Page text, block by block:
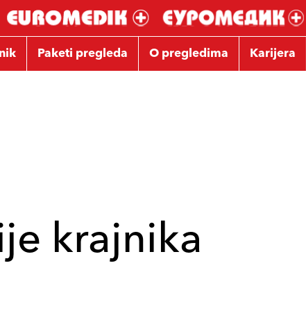
Paketi pregleda O pregledima Karijera
krajnika